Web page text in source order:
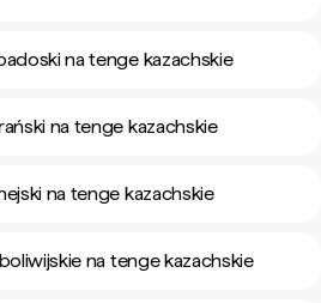
na tenge kazachskie
na tenge kazachskie
na tenge kazachskie
na tenge kazachskie